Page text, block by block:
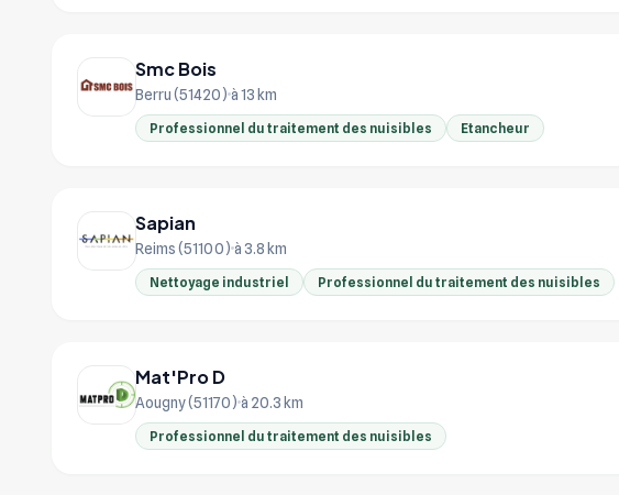
Smc Bois
Berru (51420) à 13 km
Professionnel du traitement des nuisibles Etancheur
Sapian
Reims (51100) à 3.8 km
Nettoyage industriel Professionnel du traitement des nuisibles
Mat'Pro D
Aougny (51170) à 20.3 km
Professionnel du traitement des nuisibles